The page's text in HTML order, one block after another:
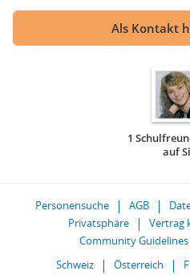
Als Kontakt
1
auf
Personensuche AGB
Privatsphäre
Vertrag
Community Guidelines
Schweiz
Österreich